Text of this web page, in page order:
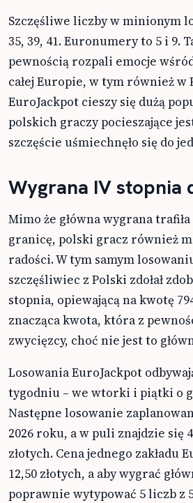
Szczęśliwe liczby w minionym
35, 39, 41. Euronumery to 5 i 9.
pewnością rozpali emocje
całej Europie, w tym również w
EuroJackpot cieszy się dużą
polskich graczy pocieszające
szczęście uśmiechnęło się do
Wygrana IV stopnia
Mimo że główna wygrana
granicę, polski gracz również
radości. W tym samym
szczęśliwiec z Polski zdołał
stopnia, opiewającą na kwotę
znacząca kwota, która z
zwycięzcy, choć nie jest to
Losowania EuroJackpot
tygodniu – we wtorki i piątki o
Następne losowanie
2026 roku, a w puli znajdzie się
złotych. Cena jednego zakładu
12,50 złotych, a aby wygrać
poprawnie wytypować 5 liczb z